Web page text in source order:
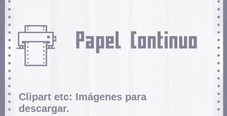
Clipart etc: Imágenes para
descargar.